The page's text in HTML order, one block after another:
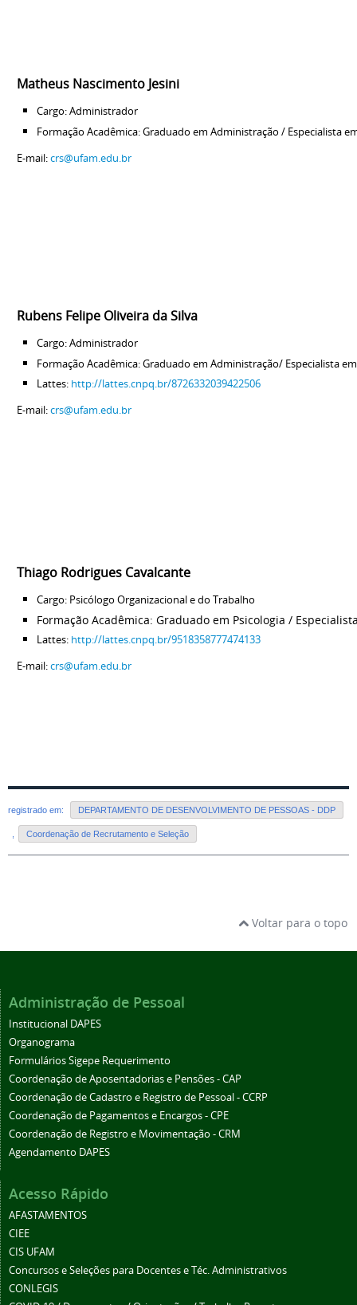
Matheus Nascimento Jesini
Cargo: Administrador
Formação Acadêmica: Graduado em Administração / Especialista
E-mail:crs@ufam.edu.br
Rubens Felipe Oliveira da Silva
Cargo: Administrador
Formação Acadêmica: Graduado em Administração/ Especialista
Lattes: http://lattes.cnpq.br/8726332039422506
E-mail:crs@ufam.edu.br
Thiago Rodrigues Cavalcante
Cargo: Psicólogo Organizacional e do Trabalho
Formação Acadêmica: Graduado em Psicologia /
Lattes: http://lattes.cnpq.br/9518358777474133
E-mail:crs@ufam.edu.br
registrado em: DEPARTAMENTO DE DESENVOLVIMENTO DE PESSOAS - DDP
Coordenação de Recrutamento e Seleção
Voltar para o topo
Administração de Pessoal
Institucional DAPES
Organograma
Formulários Sigepe Requerimento
Coordenação de Aposentadorias e Pensões - CAP
Coordenação de Cadastro e Registro de Pessoal - CCRP
Coordenação de Pagamentos e Encargos - CPE
Coordenação de Registro e Movimentação - CRM
Agendamento DAPES
Acesso Rápido
AFASTAMENTOS
CIEE
CIS UFAM
Concursos e Seleções para Docentes e Téc. Administrativos
CONLEGIS